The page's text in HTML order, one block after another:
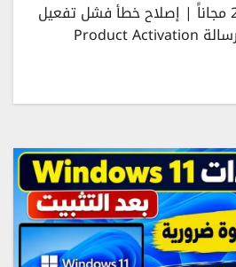
2019/2021/2024/365 مجاناً | إصلاح خطأ فشل تفعيل
المنتج هل ظهرت لك رسالة Product Activation